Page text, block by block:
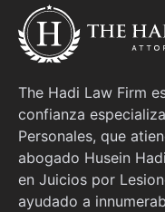
The Hadi Law Firm
confianza
Personales, que
abogado Husein
en Juicios por
ayudado a